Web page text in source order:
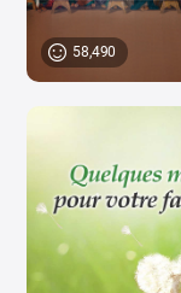
58,490